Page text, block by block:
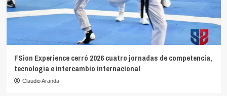
FSion Experience cerró 2026 cuatro jornadas de competencia,
tecnología e intercambio internacional
Claudio Aranda